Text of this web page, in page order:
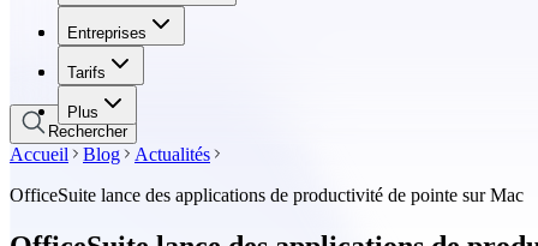
Entreprises
Tarifs
Plus
Entreprises
Tarifs
Rechercher
Accueil Blog
Actualités
OfficeSuite lance des applications de productivité de pointe sur Mac